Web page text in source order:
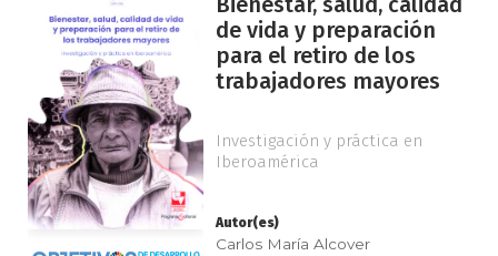
Arte
Artes escénicas
Biología
Ciencias
final
galería
de
imágenes
de vida y preparación
para el retiro de los
trabajadores mayores
Investigación y práctica en
Iberoamérica
Autor(es)
Carlos María Alcover